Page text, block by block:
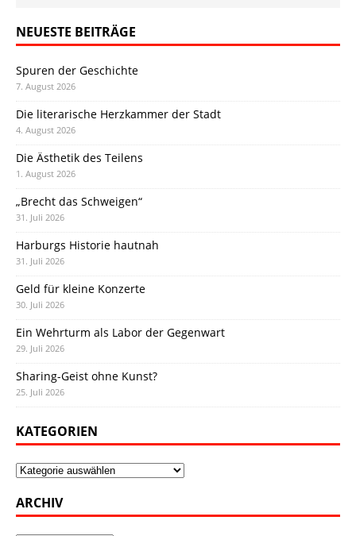
NEUESTE BEITRÄGE
Spuren der Geschichte
7. August 2026
Die literarische Herzkammer der Stadt
4. August 2026
Die Ästhetik des Teilens
1. August 2026
„Brecht das Schweigen“
31. Juli 2026
Harburgs Historie hautnah
31. Juli 2026
Geld für kleine Konzerte
30. Juli 2026
Ein Wehrturm als Labor der Gegenwart
29. Juli 2026
Sharing-Geist ohne Kunst?
25. Juli 2026
KATEGORIEN
Kategorien
ARCHIV